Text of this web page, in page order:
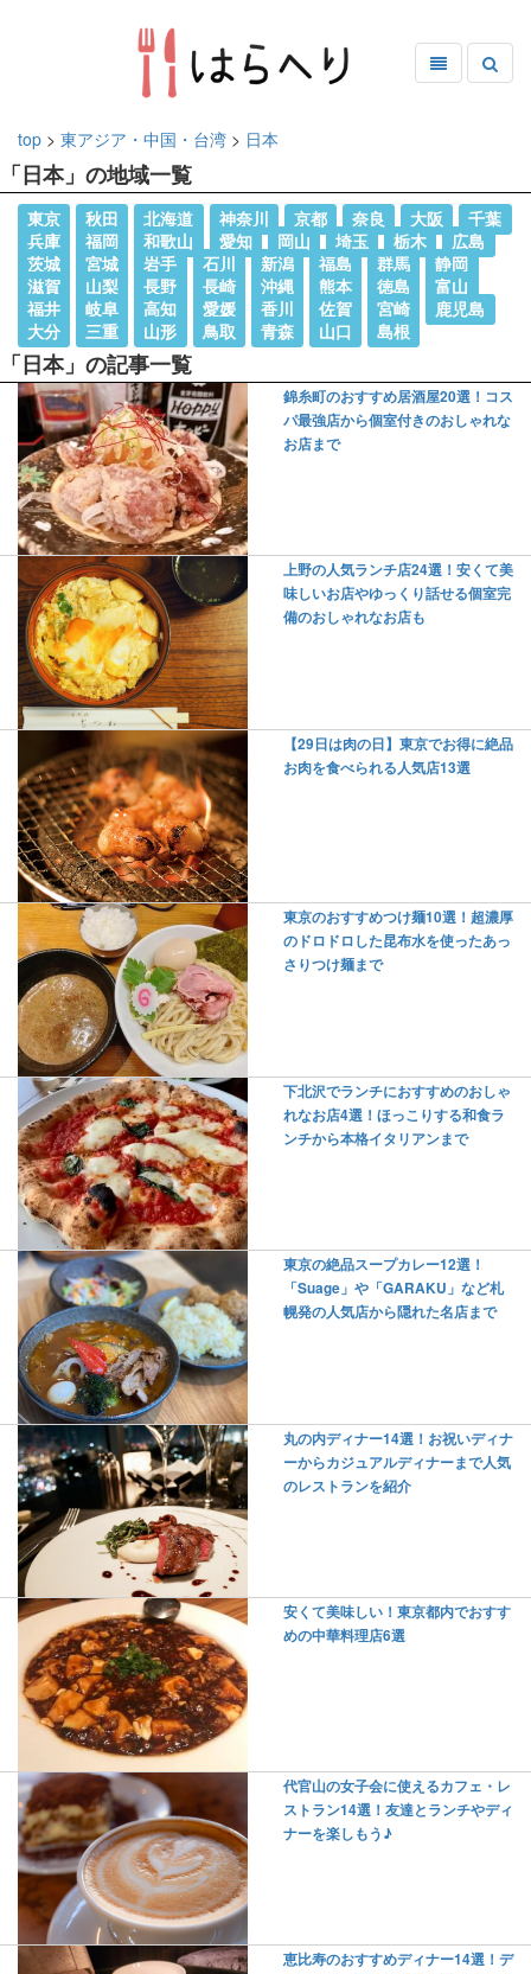
top > 東アジア・中国・台湾 > 日本
「日本」の地域一覧
東京 秋田 北海道 神奈川 京都 奈良 大阪
千葉
兵庫
福岡 和歌山 愛知 岡山 埼玉 栃木
広島
茨城
宮城 岩手 石川 新潟 福島 群馬
静岡
滋賀
山梨 長野 長崎 沖縄 熊本 徳島
富山
福井
岐阜 高知 愛媛 香川 佐賀 宮崎
鹿児島
大分
三重 山形 鳥取 青森 山口 島根
「日本」の記事一覧
錦糸町のおすすめ居酒屋20選！コス
パ最強店から個室付きのおしゃれな
お店まで
上野の人気ランチ店24選！安くて美
味しいお店やゆっくり話せる個室完
備のおしゃれなお店も
【29日は肉の日】東京でお得に絶品
お肉を食べられる人気店13選
東京のおすすめつけ麺10選！超濃厚
のドロドロした昆布水を使ったあっ
さりつけ麺まで
下北沢でランチにおすすめのおしゃ
れなお店4選！ほっこりする和食ラ
ンチから本格イタリアンまで
東京の絶品スープカレー12選！
「Suage」や「GARAKU」など札
幌発の人気店から隠れた名店まで
丸の内ディナー14選！お祝いディナ
ーからカジュアルディナーまで人気
のレストランを紹介
安くて美味しい！東京都内でおすす
めの中華料理店6選
代官山の女子会に使えるカフェ・レ
ストラン14選！友達とランチやディ
ナーを楽しもう♪
恵比寿のおすすめディナー14選！デ